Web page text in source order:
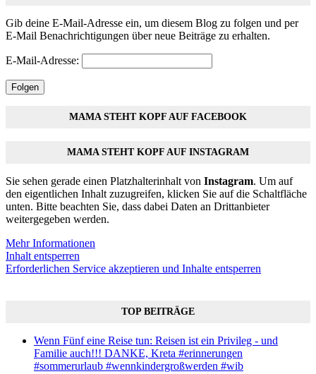
Gib deine E-Mail-Adresse ein, um diesem Blog zu folgen und per
E-Mail Benachrichtigungen über neue Beiträge zu erhalten.
E-Mail-Adresse:
Folgen
MAMA STEHT KOPF AUF FACEBOOK
MAMA STEHT KOPF AUF INSTAGRAM
Sie sehen gerade einen Platzhalterinhalt von Instagram. Um auf
den eigentlichen Inhalt zuzugreifen, klicken Sie auf die Schaltfläche
unten. Bitte beachten Sie, dass dabei Daten an Drittanbieter
weitergegeben werden.
Mehr Informationen
Inhalt entsperren
Erforderlichen Service akzeptieren und Inhalte entsperren
TOP BEITRÄGE
Wenn Fünf eine Reise tun: Reisen ist ein Privileg - und
Familie auch!!! DANKE, Kreta #erinnerungen
#sommerurlaub #wennkindergroßwerden #wib